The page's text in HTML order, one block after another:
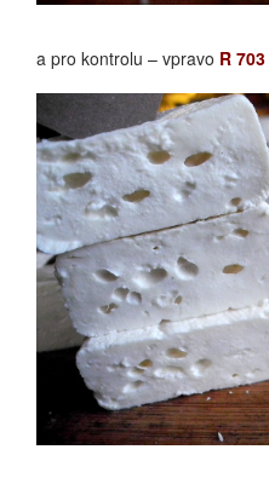
a pro kontrolu – vpravo R 703